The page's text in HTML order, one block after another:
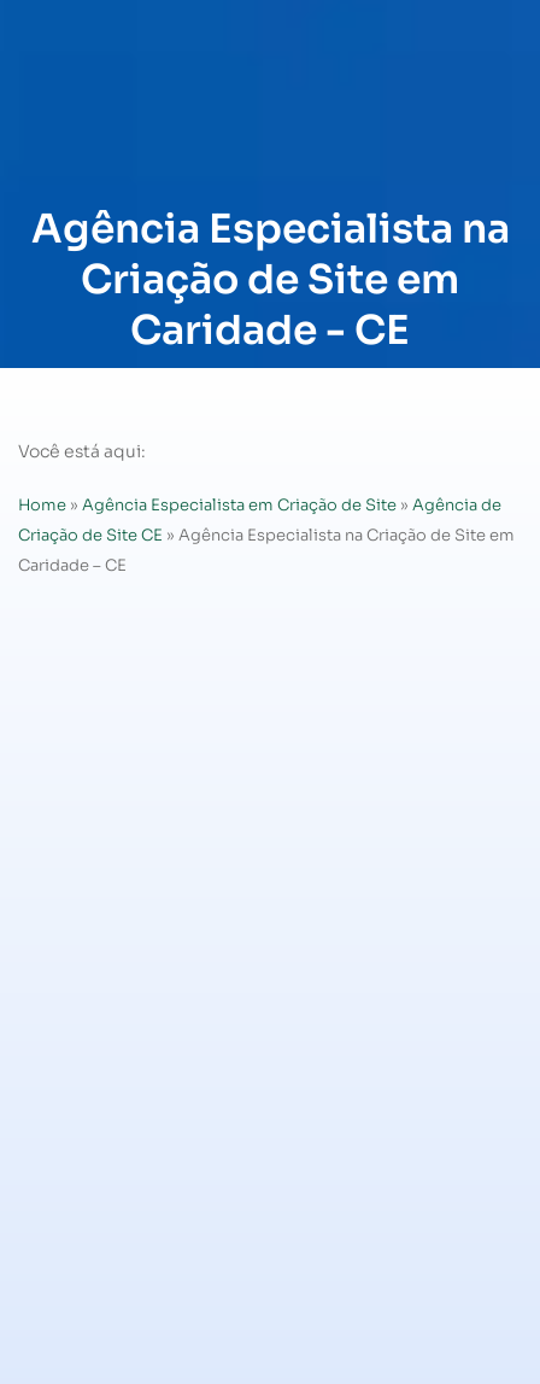
Agência Especialista na
Criação de Site em
Caridade - CE
Você está aqui:
Home » Agência Especialista em Criação de Site » Agência de
Criação de Site CE » Agência Especialista na Criação de Site em
Caridade – CE